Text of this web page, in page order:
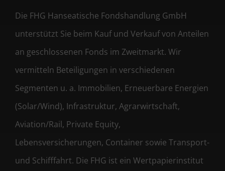
Die FHG Hanseatische Fondshandlung GmbH
unterstützt Sie beim Kauf und Verkauf von Anteilen
an geschlossenen Fonds im Zweitmarkt. Wir
vermitteln Beteiligungen in verschiedenen
Segmenten u. a. Immobilien, Erneuerbare Energien
(Solar/Wind), Infrastruktur, Agrarwirtschaft,
Aviation/Rail, Private Equity,
Lebensversicherungen, Container sowie Transport-
und Schifffahrt. Die FHG ist ein Wertpapierinstitut